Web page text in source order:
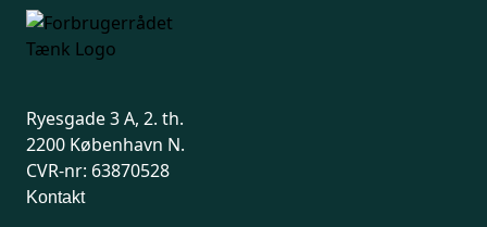
Ryesgade 3 A, 2. th.
2200 København N.
CVR-nr: 63870528
Kontakt